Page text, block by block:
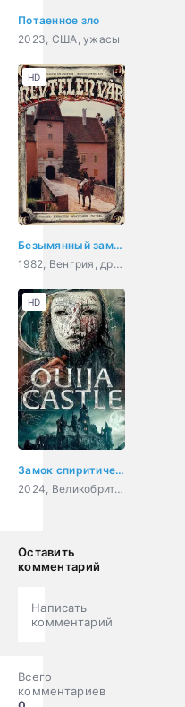
Потаенное зло
2023, США, ужасы
Безымянный замок
1982, Венгрия, драма
HD
Замок спиритических сеансов
2024, Великобритания, ужасы
HD
Оставить
комментарий
Написать
комментарий
Всего
комментариев